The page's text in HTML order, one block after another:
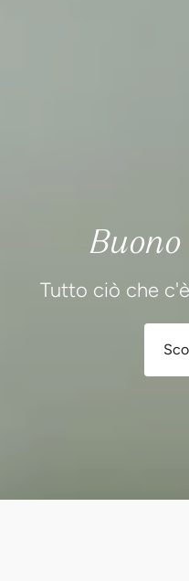
Tutto ciò che